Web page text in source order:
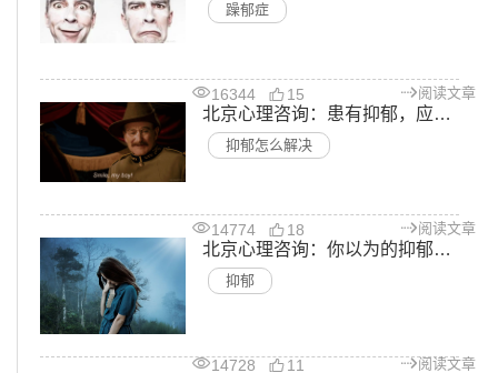
躁郁症
16344 15 阅读文章
北京心理咨询：患有抑郁，应该怎么解决？
抑郁怎么解决
14774 18 阅读文章
北京心理咨询：你以为的抑郁就真的是抑郁吗
抑郁
14728 11 阅读文章